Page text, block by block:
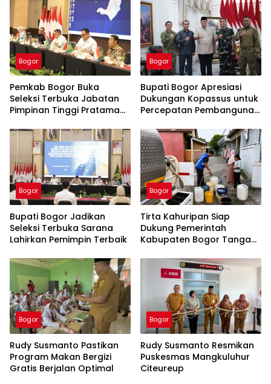
Bogor
Pemkab Bogor Buka
Seleksi Terbuka Jabatan
Pimpinan Tinggi Pratama
Bogor
Bupati Bogor Apresiasi
Dukungan Kopassus untuk
Percepatan Pembangunan
Bogor
Bupati Bogor Jadikan
Seleksi Terbuka Sarana
Lahirkan Pemimpin Terbaik
Bogor
Tirta Kahuripan Siap
Dukung Pemerintah
Kabupaten Bogor Tangani
Bogor
Rudy Susmanto Pastikan
Program Makan Bergizi
Gratis Berjalan Optimal
Bogor
Rudy Susmanto Resmikan
Puskesmas Mangkuluhur
Citeureup